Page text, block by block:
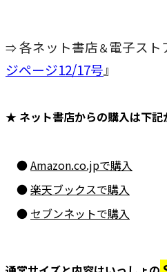
⇒各ネット書店＆電子スト
ジページ12/17号』
★ ネット書店からの購入は下
●Amazon.co.jpで購入
●楽天ブックスで購入
● セブンネットで購入